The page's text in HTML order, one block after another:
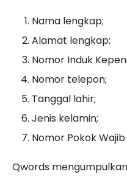
Nama lengkap;
Alamat lengkap;
Nomor Induk
Nomor telepon;
Tanggal lahir;
Jenis kelamin;
Nomor Pokok Wajib
Qwords